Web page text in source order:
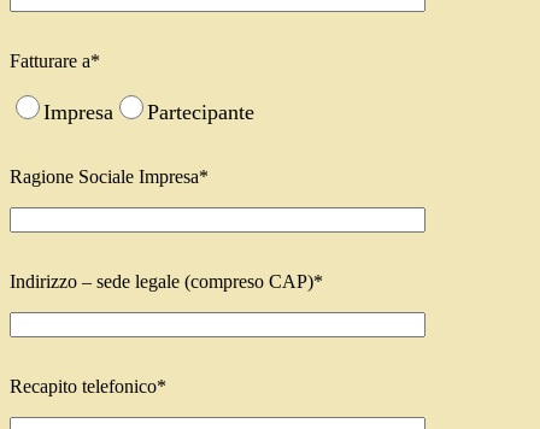
Fatturare a*
Impresa Partecipante
Ragione Sociale Impresa*
Indirizzo – sede legale (compreso CAP)*
Recapito telefonico*